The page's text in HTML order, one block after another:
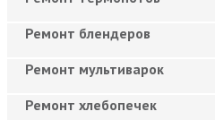
Ремонт блендеров
Ремонт мультиварок
Ремонт хлебопечек